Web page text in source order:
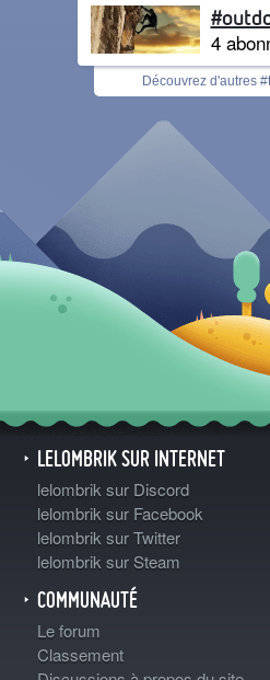
4
Découvrez d'autres
LELOMBRIK SUR INTERNET
lelombrik sur Discord
lelombrik sur Facebook
lelombrik sur Twitter
lelombrik sur Steam
COMMUNAUTÉ
Le forum
Classement